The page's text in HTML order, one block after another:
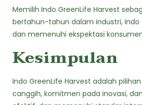
Memilih Indo GreenLife Harvest
bertahun-tahun dalam industri,
dan memenuhi ekspektasi
Kesimpulan
Indo GreenLife Harvest adalah
canggih, komitmen pada inovasi,